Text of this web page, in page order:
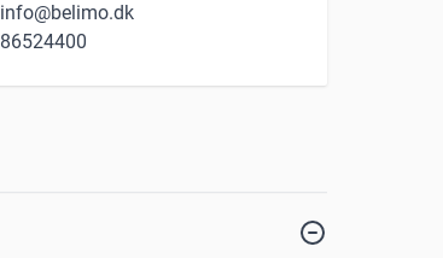
info@belimo.dk
86524400